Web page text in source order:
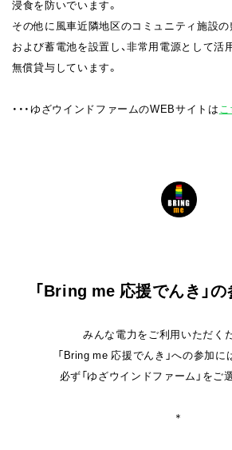
浸食を防いでいます。
その他に風車近隣地区のコミュニティ施設
および蓄電池を設置し、非常用電源として活
無償貸与しています。
・・・ゆざウインドファームのWEBサイトは
「Bring me 応援でんき」
みんな電力をご利用いただく
「Bring me 応援でんき」への参加に
必ず「ゆざウインドファーム」をご
＊